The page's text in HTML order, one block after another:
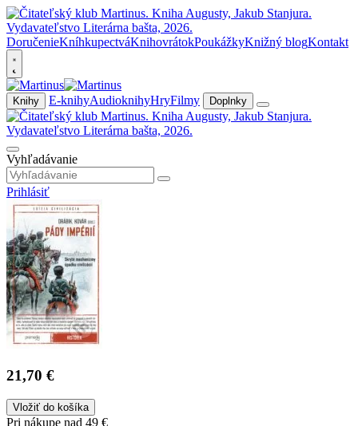
DoručenieKníhkupectváKnihovrátokPoukážkyKnižný blogKontakt
Knihy E-knihyAudioknihyHryFilmy Doplnky
Vyhľadávanie
Prihlásiť
21,70 €
Vložiť do košíka
Pri nákupe nad 49 €